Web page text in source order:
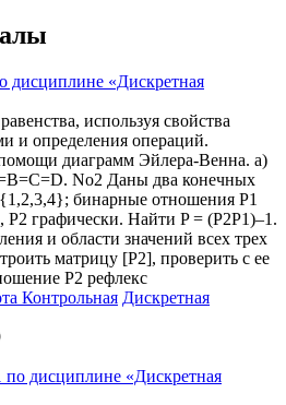
дисциплине «Дискретная
используя свойства
и определения операций.
диаграмм Эйлера-Венна. а)
No2 Даны два конечных
бинарные отношения P1
P2 графически. Найти P = (P2P1)–1.
и области значений всех трех
матрицу [P2], проверить с ее
P2 рефлекс
Контрольная Дискретная